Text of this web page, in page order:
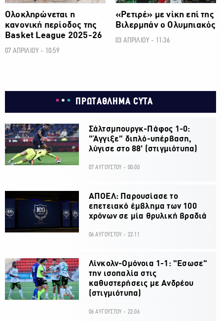
Ολοκληρώνεται η
κανονική περίοδος της
Basket League 2025-26
07 ΑΠΡΙΛΙΟΥ - 10:59
«Ρετιρέ» με νίκη επί της
Βιλερμπάν ο Ολυμπιακός
03 ΑΠΡΙΛΙΟΥ - 11:36
ΠΡΩΤΑΘΛΗΜΑ CYTA
Σάλτσμπουργκ-Πάφος 1-0:
"Άγγιξε" διπλό-υπέρβαση,
λύγισε στο 88' (στιγμιότυπα)
07 ΑΥΓΟΥΣΤΟΥ - 00:00
ΑΠΟΕΛ: Παρουσίασε το
επετειακό έμβλημα των 100
χρόνων σε μία θρυλική βραδιά
06 ΑΥΓΟΥΣΤΟΥ - 22:11
Λίνκολν-Ομόνοια 1-1: "Εσωσε"
την ισοπαλία στις
καθυστερήσεις με Ανδρέου
(στιγμιότυπα)
06 ΑΥΓΟΥΣΤΟΥ - 22:06